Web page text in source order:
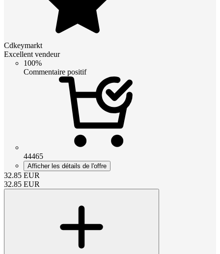
Cdkeymarkt
Excellent vendeur
100%
Commentaire positif
44465
Afficher les détails de l'offre
32.85 EUR
32.85 EUR